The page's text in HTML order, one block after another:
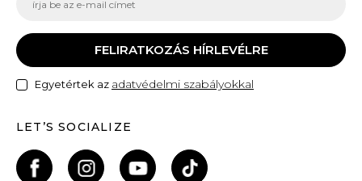
FELIRATKOZÁS HÍRLEVÉLRE
Egyetértek az adatvédelmi szabályokkal
LET’S SOCIALIZE